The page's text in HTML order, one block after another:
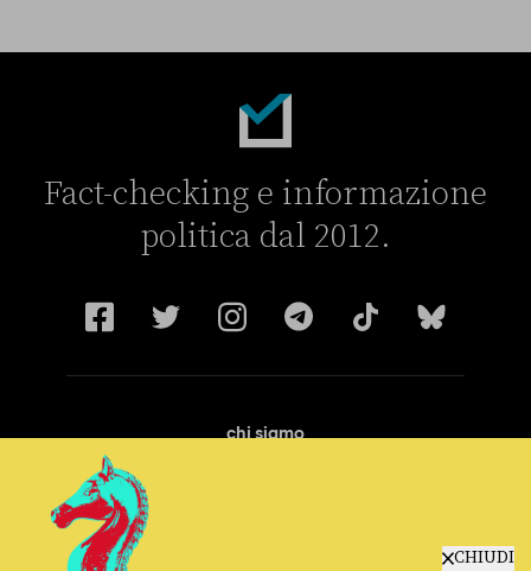
CHIUDI
Fact-checking e informazione
politica dal 2012.
chi siamo